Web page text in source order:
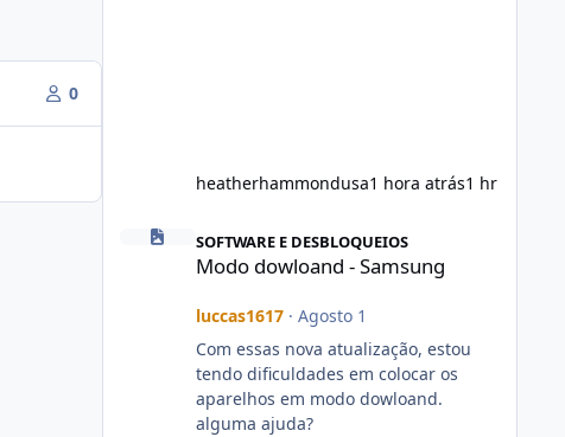
0
heatherhammondusa1 hora atrás1 hr
Modo dowloand - Samsung
SOFTWARE E DESBLOQUEIOS
Modo dowloand - Samsung
luccas1617· Agosto 1
Com essas nova atualização, estou
tendo dificuldades em colocar os
aparelhos em modo dowloand.
alguma ajuda?